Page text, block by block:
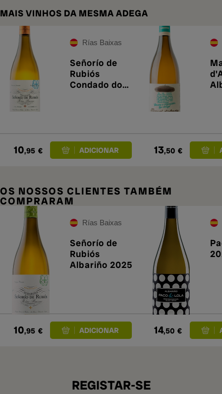
MAIS VINHOS DA MESMA ADEGA
Rías Baixas
Señorío de
Rubiós
Condado do
10,95 € 13,50 €
OS NOSSOS CLIENTES TAMBÉM
COMPRARAM
Rías Baixas
Señorío de
Rubiós
Albariño 2025
10,95 € 14,50 €
REGISTAR-SE